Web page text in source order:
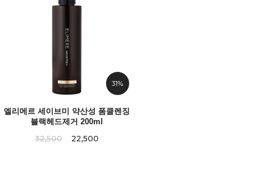
31%
엘리메르 세이브미 약산성 폼클렌징
블랙헤드제거 200ml
32,500
22,500